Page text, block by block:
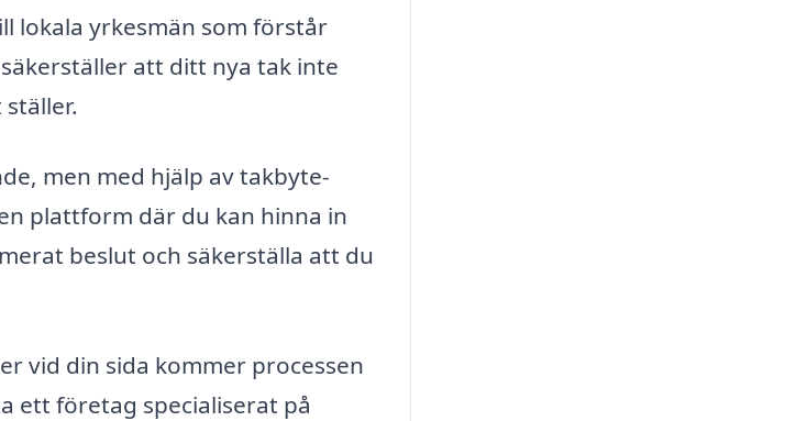
lokala yrkesmän som förstår
att ditt nya tak inte
men med hjälp av takbyte-
plattform där du kan hinna in
beslut och säkerställa att du
vid din sida kommer processen
ett företag specialiserat på